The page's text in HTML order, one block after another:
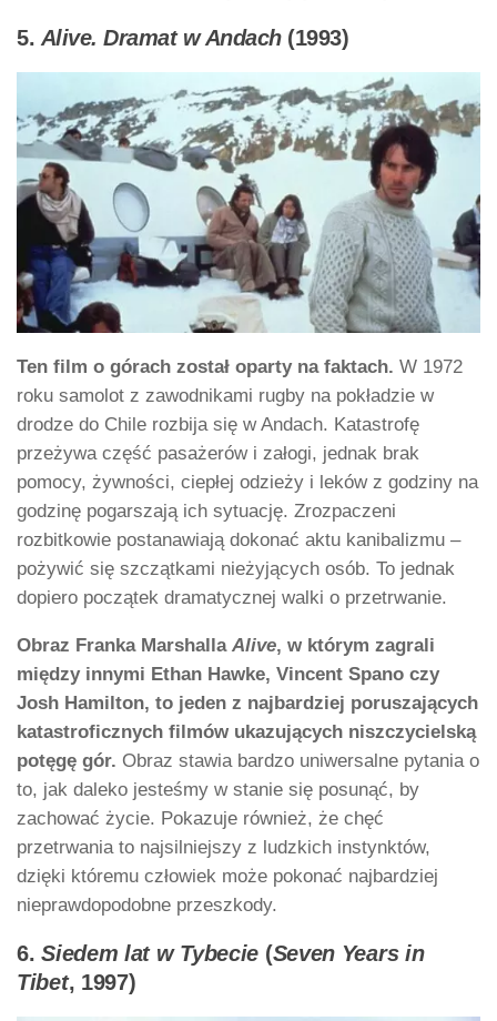
5. Alive. Dramat w Andach(1993)
Ten film o górach został oparty na faktach. W 1972
roku samolot z zawodnikami rugby na pokładzie w
drodze do Chile rozbija się w Andach. Katastrofę
przeżywa część pasażerów i załogi, jednak brak
pomocy, żywności, ciepłej odzieży i leków z godziny na
godzinę pogarszają ich sytuację. Zrozpaczeni
rozbitkowie postanawiają dokonać aktu kanibalizmu –
pożywić się szczątkami nieżyjących osób. To jednak
dopiero początek dramatycznej walki o przetrwanie.
Obraz Franka Marshalla Alive, w którym zagrali
między innymi Ethan Hawke, Vincent Spano czy
Josh Hamilton, to jeden z najbardziej poruszających
katastroficznych filmów ukazujących niszczycielską
potęgę gór. Obraz stawia bardzo uniwersalne pytania o
to, jak daleko jesteśmy w stanie się posunąć, by
zachować życie. Pokazuje również, że chęć
przetrwania to najsilniejszy z ludzkich instynktów,
dzięki któremu człowiek może pokonać najbardziej
nieprawdopodobne przeszkody.
6.Siedem lat w Tybecie (Seven Years in
Tibet, 1997)